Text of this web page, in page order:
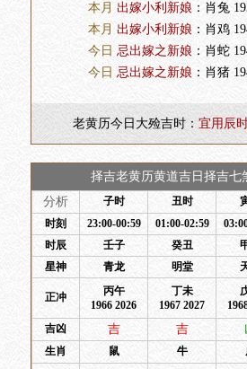
本月 出嫁小利新娘 ：肖兔
本月 出嫁小利新娘 ：肖鸡
今日 忌出嫁之新娘 ：肖蛇
今日 忌出嫁之新娘 ：肖猪
老黄历今日大殓吉时： 宜用辰
择吉老黄历黄道吉日择吉
分析
子时 丑时
时刻
23:00-00:59 01:00-02:59
时辰
壬子 癸丑
星神
青龙 明堂
正冲
丙午
1966 2026
丁未
1967 2027
吉凶
吉 吉
生肖 鼠 牛